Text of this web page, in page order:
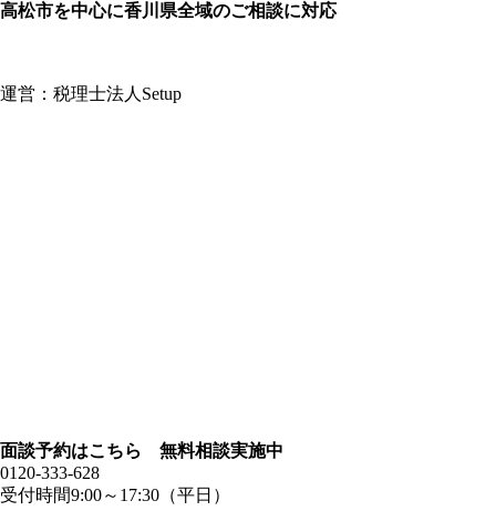
高松市を中心に香川県全域のご相談に対応
運営：税理士法人Setup
面談予約はこちら 無料相談実施中
0120-333-628
受付時間9:00～17:30（平日）